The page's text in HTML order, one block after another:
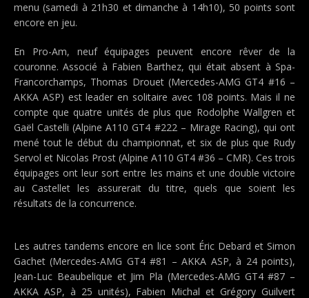
menu (samedi à 21h30 et dimanche à 14h10), 50 points sont
encore en jeu.
En Pro-Am, neuf équipages peuvent encore rêver de la
couronne. Associé à Fabien Barthez, qui était absent à Spa-
Francorchamps, Thomas Drouet (Mercedes-AMG GT4 #16 –
AKKA ASP) est leader en solitaire avec 108 points. Mais il ne
compte que quatre unités de plus que Rodolphe Wallgren et
Gaël Castelli (Alpine A110 GT4 #222 – Mirage Racing), qui ont
mené tout le début du championnat, et six de plus que Rudy
Servol et Nicolas Prost (Alpine A110 GT4 #36 – CMR). Ces trois
équipages ont leur sort entre les mains et une double victoire
au Castellet les assurerait du titre, quels que soient les
résultats de la concurrence.
Les autres tandems encore en lice sont Éric Debard et Simon
Gachet (Mercedes-AMG GT4 #81 – AKKA ASP, à 24 points),
Jean-Luc Beaubelique et Jim Pla (Mercedes-AMG GT4 #87 –
AKKA ASP, à 25 unités), Fabien Michal et Grégory Guilvert